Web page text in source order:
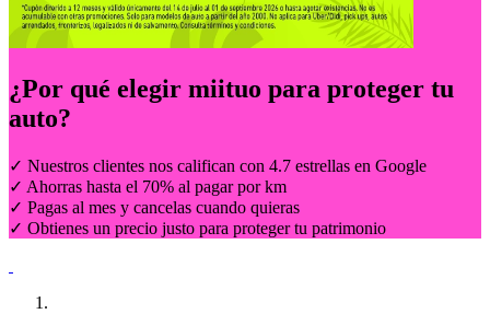
¿Por qué elegir miituo para proteger tu
auto?
✓ Nuestros clientes nos califican con 4.7 estrellas en Google
✓ Ahorras hasta el 70% al pagar por km
✓ Pagas al mes y cancelas cuando quieras
✓ Obtienes un precio justo para proteger tu patrimonio